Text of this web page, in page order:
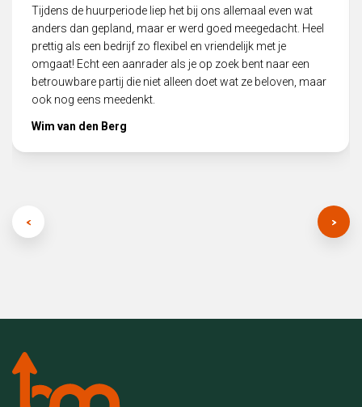
Tijdens de huurperiode liep het bij ons allemaal even wat
anders dan gepland, maar er werd goed meegedacht. Heel
prettig als een bedrijf zo flexibel en vriendelijk met je
omgaat! Echt een aanrader als je op zoek bent naar een
betrouwbare partij die niet alleen doet wat ze beloven, maar
ook nog eens meedenkt.
Wim van den Berg